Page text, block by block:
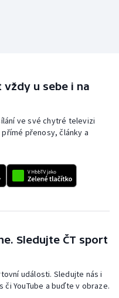
u sebe i na
ve své chytré televizi
přenosy, články a
Sledujte ČT sport
události. Sledujte nás i
či YouTube a buďte v obraze.